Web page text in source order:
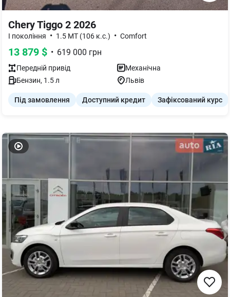
Chery Tiggo 2 2026
I покоління • 1.5 MT (106 к.с.) • Comfort
13 879 $ • 619 000 грн
Передній привід
Механічна
Бензин, 1.5л Львів
Під замовлення Доступний кредит Зафіксований курс